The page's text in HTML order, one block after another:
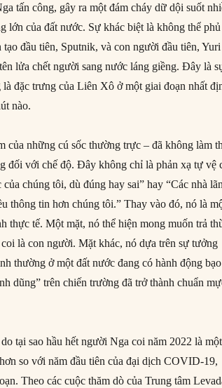
tấn công, gây ra một đám cháy dữ dội suốt
lớn của đất nước. Sự khác biệt là không thể phủ
đầu tiên, Sputnik, và con người đầu tiên, Yuri
lửa chết người sang nước láng giềng. Đây là
đặc trưng của Liên Xô ở một giai đoạn nhất
nào.
của những cú sốc thường trực – đã không làm
đối với chế độ. Đây không chỉ là phản xạ tự vệ
chúng tôi, dù đúng hay sai” hay “Các nhà
thông tin hơn chúng tôi.” Thay vào đó, nó là
thực tế. Một mặt, nó thể hiện mong muốn trả
là con người. Mặt khác, nó dựa trên sự tưởng
thường ở một đất nước đang có hành động bạo
dũng” trên chiến trường đã trở thành chuẩn
tại sao hầu hết người Nga coi năm 2022 là một
so với năm đầu tiên của đại dịch COVID-19,
Theo các cuộc thăm dò của Trung tâm